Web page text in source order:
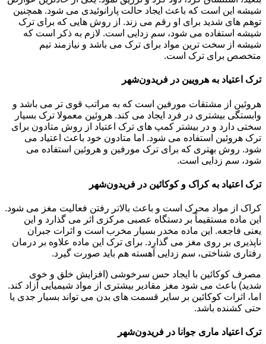
شیشه این است که باعث ایجاد حالت پارانوئیدی می شود. همچنین
توهم های شدید برای او رقم می زند. از روش هایی که برای ترک
شیشه استفاده می شود، سم زدایی است. لازم به ذکر است که
شیشه از سخت ترین مواد برای ترک می باشد و نیازمند تیم
متخصص برای ترک است.
ترک اعتیاد به هرویین در فریدون‌شهر
هروئین از مشتقات مورفین است که به مراتب قوی تر می باشد و
وابستگی بیشتری در فرد ایجاد می کند. هروئین معمولا ترک بسیار
سختی دارد و در بیشتر کمپ های ترک اعتیاد از روش متادون برای
ترک هروئین استفاده می شود. اما متادون خود باعث اعتیاد می
شود. روش بهتری که برای ترک مورفین و هروئین استفاده می
شود، سم زدایی است.
ترک اعتیاد به کراک و کوکائین در فریدون‌شهر
کراک از مواد محرک است و باعث بالاتر رفتن فعالیت مغز می شود.
این ماده مستقیماً بر دستگاه عصبی مرکزی اثر می گذارد و این
یعنی فاجعه. این ماده مخدر بسیار مخرب است و اثرات جبران
ناپذیری بر روی مغز می گذارد. برای ترک این ماده علاوه بر درمان
رفتاری شناختی، سم زدایی آهسته هم باید صورت گیرد.
مصرف کوکائین با ایجاد حس سرخوشی (افزایش خلق و خوی
شدید) باعث می شود مغز مقادیر بیشتری از مواد شیمیایی آزاد کند.
اما، اثرات کوکائین بر سایر قسمت های بدن می تواند بسیار جدی یا
حتی کشنده باشد.
ترک اعتیاد ماری جوانا در فریدون‌شهر